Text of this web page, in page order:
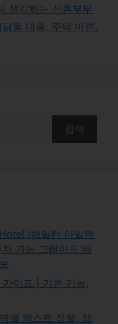
생각하는 신혼부부
돌 대출, 주택 마련,
검색
(해밀턴 아일랜
가능 그레이트 배
이드 | 기본 기능,
셀 텍스트 정렬, 행